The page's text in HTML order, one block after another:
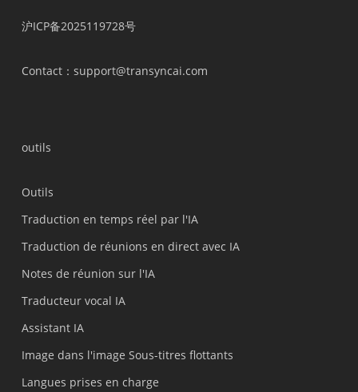
沪ICP备2025119728号
Contact：support@transyncai.com
outils
Outils
Traduction en temps réel par l'IA
Traduction de réunions en direct avec IA
Notes de réunion sur l'IA
Traducteur vocal IA
Assistant IA
Image dans l'image Sous-titres flottants
Langues prises en charge